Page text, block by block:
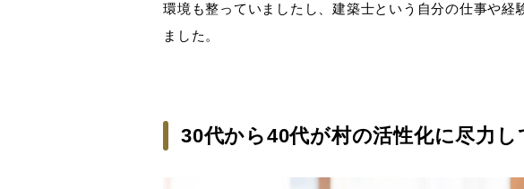
環境も整っていましたし、建築士という自分の仕事や
ました。
30代から40代が村の活性化に尽力し